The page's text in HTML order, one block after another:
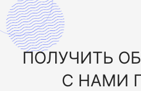
ПОЛУЧИТЬ
С НАМИ